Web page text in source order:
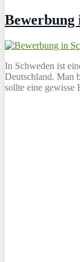
Bewerbung
In Schweden ist
Deutschland. Man
sollte eine